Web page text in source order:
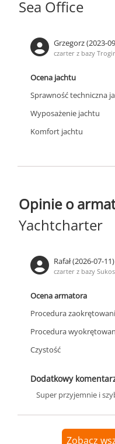
Sea Office
Grzegorz (2023-
czarter z bazy
Ocena jachtu
Sprawność techniczna
Wyposażenie jachtu
Komfort jachtu
Opinie o
Yachtcharter
Rafał (2026-07-11)
czarter z bazy
Ocena armatora
Procedura
Procedura
Czystość
Dodatkowy
Super przyjemnie i
Zobacz